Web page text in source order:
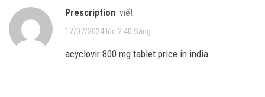
prescription viết:
12/07/2024 lúc 2:40 Sáng
acyclovir 800 mg tablet price in india